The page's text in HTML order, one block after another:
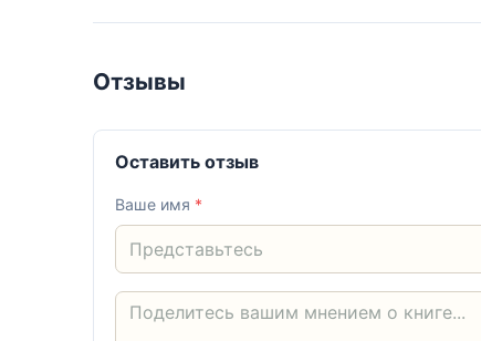
Отзывы
Оставить отзыв
Ваше имя *